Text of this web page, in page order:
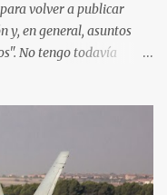
volver a publicar
y, en general, asuntos
No tengo todavía
fotográfica en el
tenido tiempo de